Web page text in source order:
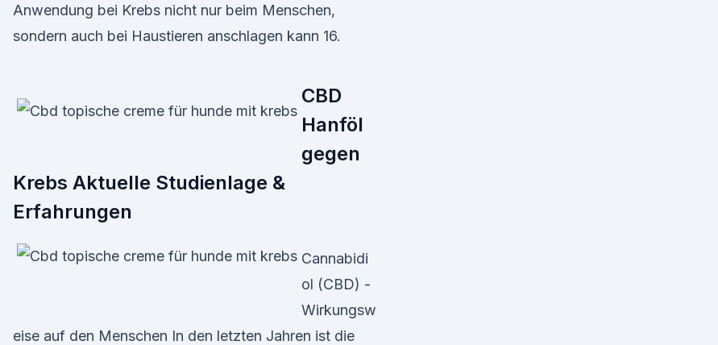
Anwendung bei Krebs nicht nur beim Menschen,
sondern auch bei Haustieren anschlagen kann 16.
CBD
Hanföl
gegen
Krebs Aktuelle Studienlage &
Erfahrungen
Cannabidi
ol (CBD) -
Wirkungsw
eise auf den Menschen In den letzten Jahren ist die